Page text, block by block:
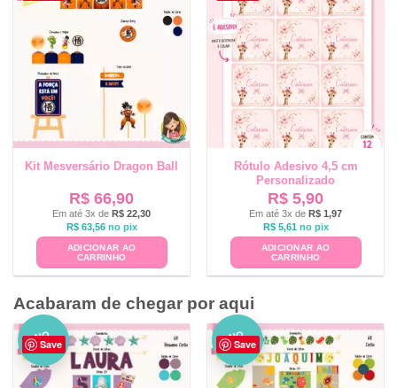
Kit Mesversário Dragon Ball
R$ 66,90
Em até 3x de R$ 22,30
R$63,56 no pix
ADICIONAR AO
CARRINHO
Rótulo Adesivo 4,5 cm
Personalizado
R$ 5,90
Em até 3x de R$ 1,97
R$5,61 no pix
ADICIONAR AO
CARRINHO
Acabaram de chegar por aqui
Save
NO
VO Save
NO
VO